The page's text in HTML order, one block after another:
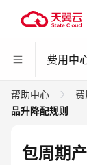
费用中
帮助中心
品升降配规则
包周期